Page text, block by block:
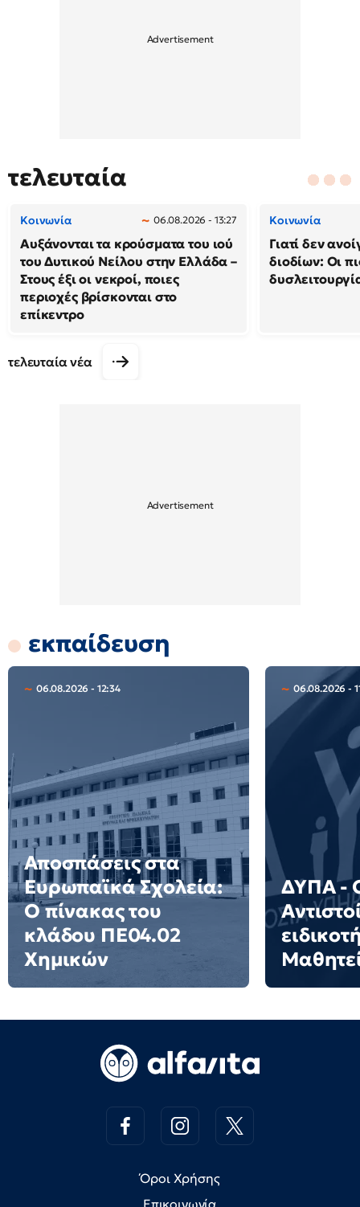
τελευταία
Κοινωνία 06.08.2026 - 13:27
Αυξάνονται τα κρούσματα του ιού
του Δυτικού Νείλου στην Ελλάδα –
Στους έξι οι νεκροί, ποιες
περιοχές βρίσκονται στο
επίκεντρο
Κοινωνία
Γιατί δεν
διοδίων: Οι
τελευταία νέα
εκπαίδευση
06.08.2026 - 12:34
Αποσπάσεις στα
Ευρωπαϊκά Σχολεία:
Ο πίνακας του
κλάδου ΠΕ04.02
Χημικών
06.08.2026 -
ΔΥΠΑ -
Όροι Χρήσης
Επικοινωνία